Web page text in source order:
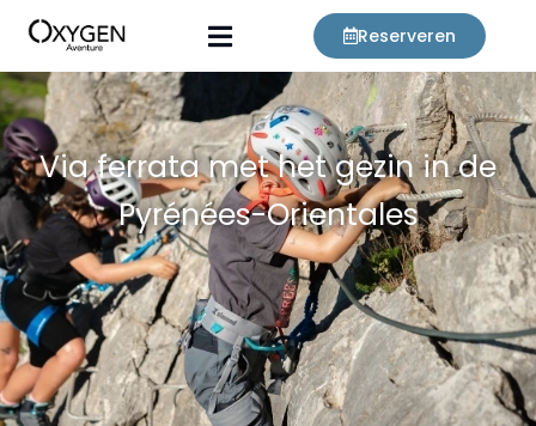
de
inhoud
Reserveren
Via ferrata met het gezin in de
Pyrénées-Orientales